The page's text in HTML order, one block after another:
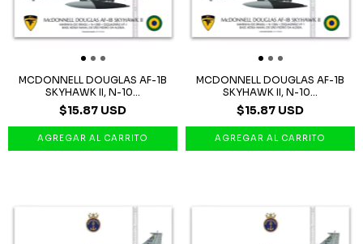
MCDONNELL DOUGLAS AF-1B
SKYHAWK II, N-10...
$15.87 USD
MCDONNELL DOUGLAS AF-1B
SKYHAWK II, N-10...
$15.87 USD